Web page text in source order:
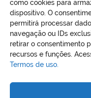
como cookies para
dispositivo. O
permitirá processar
navegação ou IDs
retirar o consentimento
recursos e funções.
Termos de uso.